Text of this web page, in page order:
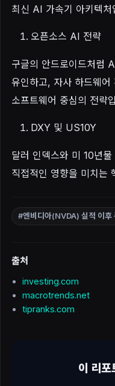
최신 AI 가속기 아키텍처
오픈소스 AI 전략
구글의 안드로이드처럼
유인하고, 자사 하드웨어
소프트웨어 중심의 전략
DXY 및 US10Y
달러 인덱스와 미 10년물
직접적인 영향을 미치는
#엔비디아(NVDA) 실적 이후
출처
investing.com
macrotrends.net
tipranks.com
이 리포